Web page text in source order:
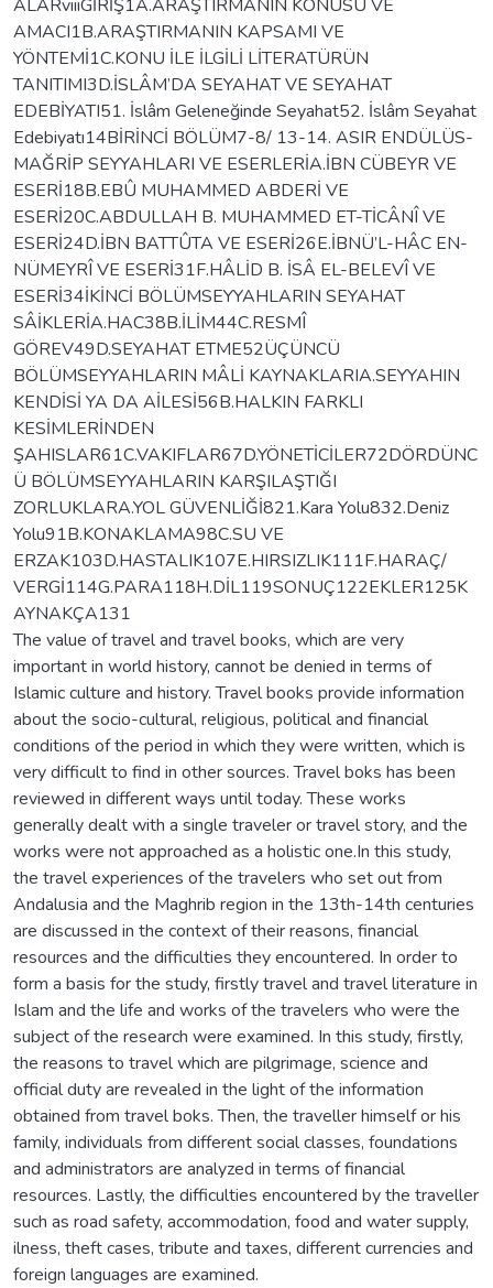
ALARviiiGİRİŞ1A.ARAŞTIRMANIN KONUSU VE
AMACI1B.ARAŞTIRMANIN KAPSAMI VE
YÖNTEMİ1C.KONU İLE İLGİLİ LİTERATÜRÜN
TANITIMI3D.İSLÂM’DA SEYAHAT VE SEYAHAT
EDEBİYATI51. İslâm Geleneğinde Seyahat52. İslâm Seyahat
Edebiyatı14BİRİNCİ BÖLÜM7-8/ 13-14. ASIR ENDÜLÜS-
MAĞRİP SEYYAHLARI VE ESERLERİA.İBN CÜBEYR VE
ESERİ18B.EBÛ MUHAMMED ABDERİ VE
ESERİ20C.ABDULLAH B. MUHAMMED ET-TİCÂNÎ VE
ESERİ24D.İBN BATTÛTA VE ESERİ26E.İBNÜ’L-HÂC EN-
NÜMEYRÎ VE ESERİ31F.HÂLİD B. İSÂ EL-BELEVÎ VE
ESERİ34İKİNCİ BÖLÜMSEYYAHLARIN SEYAHAT
SÂİKLERİA.HAC38B.İLİM44C.RESMÎ
GÖREV49D.SEYAHAT ETME52ÜÇÜNCÜ
BÖLÜMSEYYAHLARIN MÂLİ KAYNAKLARIA.SEYYAHIN
KENDİSİ YA DA AİLESİ56B.HALKIN FARKLI
KESİMLERİNDEN
ŞAHISLAR61C.VAKIFLAR67D.YÖNETİCİLER72DÖRDÜNC
Ü BÖLÜMSEYYAHLARIN KARŞILAŞTIĞI
ZORLUKLARA.YOL GÜVENLİĞİ821.Kara Yolu832.Deniz
Yolu91B.KONAKLAMA98C.SU VE
ERZAK103D.HASTALIK107E.HIRSIZLIK111F.HARAÇ/
VERGİ114G.PARA118H.DİL119SONUÇ122EKLER125K
AYNAKÇA131
The value of travel and travel books, which are very
important in world history, cannot be denied in terms of
Islamic culture and history. Travel books provide information
about the socio-cultural, religious, political and financial
conditions of the period in which they were written, which is
very difficult to find in other sources. Travel boks has been
reviewed in different ways until today. These works
generally dealt with a single traveler or travel story, and the
works were not approached as a holistic one.In this study,
the travel experiences of the travelers who set out from
Andalusia and the Maghrib region in the 13th-14th centuries
are discussed in the context of their reasons, financial
resources and the difficulties they encountered. In order to
form a basis for the study, firstly travel and travel literature in
Islam and the life and works of the travelers who were the
subject of the research were examined. In this study, firstly,
the reasons to travel which are pilgrimage, science and
official duty are revealed in the light of the information
obtained from travel boks. Then, the traveller himself or his
family, individuals from different social classes, foundations
and administrators are analyzed in terms of financial
resources. Lastly, the difficulties encountered by the traveller
such as road safety, accommodation, food and water supply,
ilness, theft cases, tribute and taxes, different currencies and
foreign languages are examined.